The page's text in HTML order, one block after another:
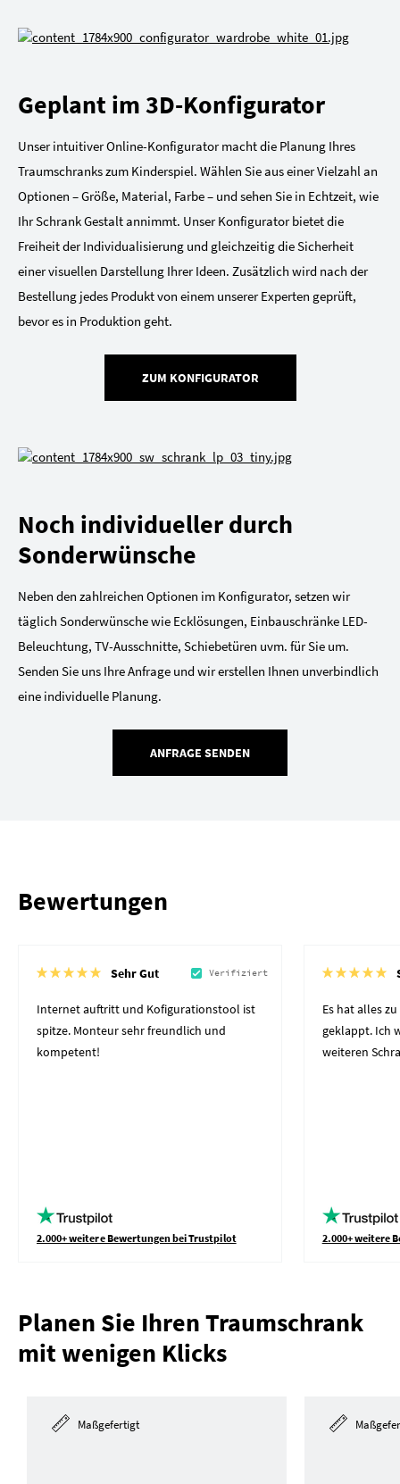
Geplant im 3D-Konfigurator
Unser intuitiver Online-Konfigurator macht die Planung Ihres
Traumschranks zum Kinderspiel. Wählen Sie aus einer Vielzahl an
Optionen – Größe, Material, Farbe – und sehen Sie in Echtzeit, wie
Ihr Schrank Gestalt annimmt. Unser Konfigurator bietet die
Freiheit der Individualisierung und gleichzeitig die Sicherheit
einer visuellen Darstellung Ihrer Ideen. Zusätzlich wird nach der
Bestellung jedes Produkt von einem unserer Experten geprüft,
bevor es in Produktion geht.
ZUM KONFIGURATOR
Noch individueller durch
Sonderwünsche
Neben den zahlreichen Optionen im Konfigurator, setzen wir
täglich Sonderwünsche wie Ecklösungen, Einbauschränke LED-
Beleuchtung, TV-Ausschnitte, Schiebetüren uvm. für Sie um.
Senden Sie uns Ihre Anfrage und wir erstellen Ihnen unverbindlich
eine individuelle Planung.
ANFRAGE SENDEN
Bewertungen
Sehr Gut Verifiziert
Internet auftritt und Kofigurationstool ist
spitze. Monteur sehr freundlich und
kompetent!
2.000+ weitere Bewertungen bei Trustpilot
Es hat alles
geklappt. Ich
weiteren
2.000+ weitere
Planen Sie Ihren Traumschrank
mit wenigen Klicks
Maßgefertigt